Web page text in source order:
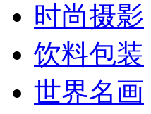
时尚摄影
饮料包装
世界名画